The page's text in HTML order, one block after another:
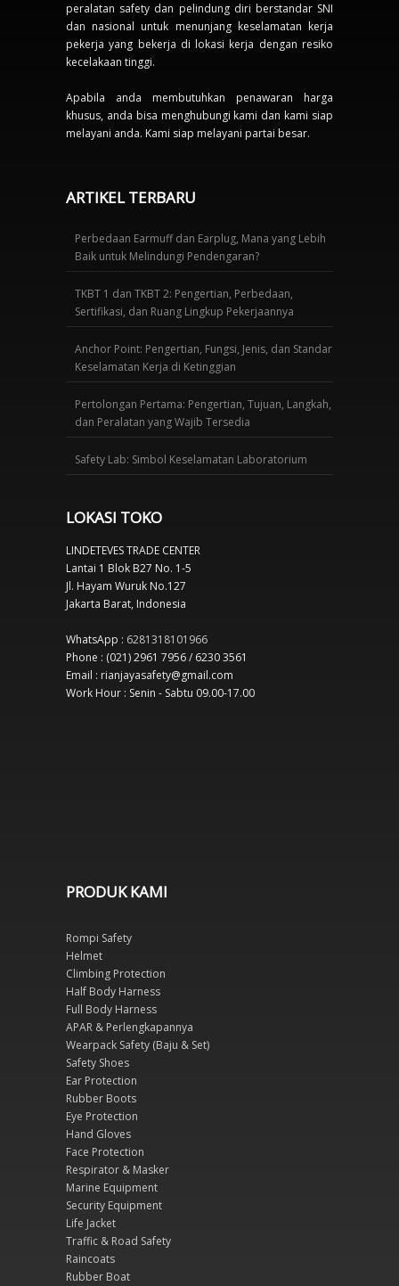
peralatan safety dan pelindung diri berstandar SNI
dan nasional untuk menunjang keselamatan kerja
pekerja yang bekerja di lokasi kerja dengan resiko
kecelakaan tinggi.
Apabila anda membutuhkan penawaran harga
khusus, anda bisa menghubungi kami dan kami siap
melayani anda. Kami siap melayani partai besar.
ARTIKEL TERBARU
Perbedaan Earmuff dan Earplug, Mana yang Lebih
Baik untuk Melindungi Pendengaran?
TKBT 1 dan TKBT 2: Pengertian, Perbedaan,
Sertifikasi, dan Ruang Lingkup Pekerjaannya
Anchor Point: Pengertian, Fungsi, Jenis, dan Standar
Keselamatan Kerja di Ketinggian
Pertolongan Pertama: Pengertian, Tujuan, Langkah,
dan Peralatan yang Wajib Tersedia
Safety Lab: Simbol Keselamatan Laboratorium
LOKASI TOKO
LINDETEVES TRADE CENTER
Lantai 1 Blok B27 No. 1-5
Jl. Hayam Wuruk No.127
Jakarta Barat, Indonesia
WhatsApp : 6281318101966
Phone : (021) 2961 7956 / 6230 3561
Email : rianjayasafety@gmail.com
Work Hour : Senin - Sabtu 09.00-17.00
PRODUK KAMI
Rompi Safety
Helmet
Climbing Protection
Half Body Harness
Full Body Harness
APAR & Perlengkapannya
Wearpack Safety (Baju & Set)
Safety Shoes
Ear Protection
Rubber Boots
Eye Protection
Hand Gloves
Face Protection
Respirator & Masker
Marine Equipment
Security Equipment
Life Jacket
Traffic & Road Safety
Raincoats
Rubber Boat